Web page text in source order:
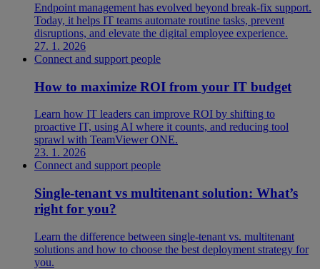
Endpoint management has evolved beyond break-fix support.
Today, it helps IT teams automate routine tasks, prevent
disruptions, and elevate the digital employee experience.
27. 1. 2026
Connect and support people
How to maximize ROI from your IT budget
Learn how IT leaders can improve ROI by shifting to
proactive IT, using AI where it counts, and reducing tool
sprawl with TeamViewer ONE.
23. 1. 2026
Connect and support people
Single-tenant vs multitenant solution: What’s
right for you?
Learn the difference between single-tenant vs. multitenant
solutions and how to choose the best deployment strategy for
you.